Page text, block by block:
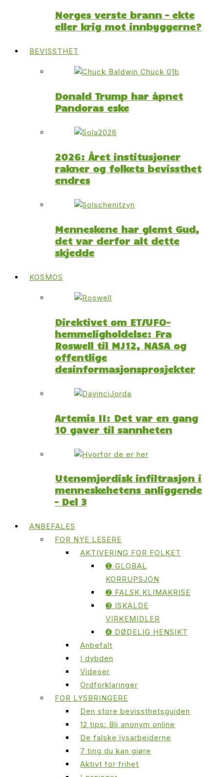
Norges verste brann – ekte
eller krig mot innbyggerne?
BEVISSTHET
Donald Trump har åpnet
Pandoras eske
2026: Året institusjoner
rakner og folkets bevissthet
endres
Menneskene har glemt Gud,
det var derfor alt dette
skjedde
KOSMOS
Direktivet om ET/UFO-
hemmeligholdelse: Fra
Roswell til MJ12, NASA og
offentlige
desinformasjonsprosjekter
Artemis II: Det var en gang
10 gaver til sannheten
Utenomjordisk infiltrasjon i
menneskehetens anliggende
– Del 3
ANBEFALES
FOR NYE LESERE
AKTIVERING FOR FOLKET
➊ GLOBAL
KORRUPSJON
➋ FALSK KLIMAKRISE
➌ ISKALDE
VIRKEMIDLER
➍ DØDELIG HENSIKT
Anbefalt
I dybden
Videoer
Ordforklaringer
FOR LYSBRINGERE
Den store bevissthetsguiden
12 tips: Bli anonym online
De falske lysarbeiderne
7 ting du kan gjøre
Aktivt for frihet